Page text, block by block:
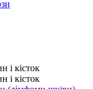
і кісток
і кісток